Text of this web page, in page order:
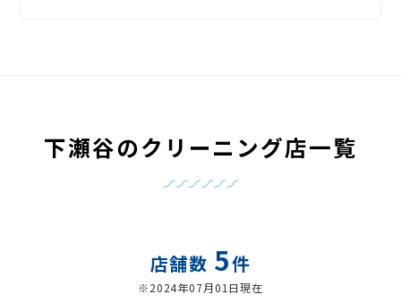
下瀬谷のクリーニング店一覧
店舗数 5件
※2024年07月01日現在